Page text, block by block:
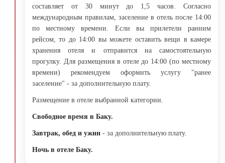
составляет от 30 минут до 1,5 часов. Согласно
международным правилам, заселение в отель после 14:00
по местному времени. Если вы прилетели ранним
рейсом, то до 14:00 вы можете оставить вещи в камере
хранения отеля и отправится на самостоятельную
прогулку. Для размещения в отеле до 14:00 (по местному
времени) рекомендуем оформить услугу "ранее
заселение" - за дополнительную плату.
Размещение в отеле выбранной категории.
Свободное время в Баку.
Завтрак, обед и ужин - за дополнительную плату.
Ночь в отеле Баку.